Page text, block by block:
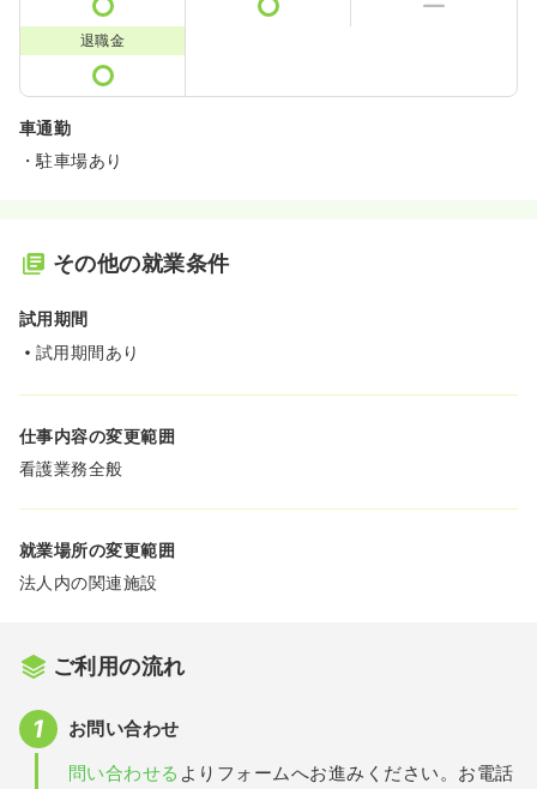
退職金
車通勤
・駐車場あり
その他の就業条件
試用期間
試用期間あり
仕事内容の変更範囲
看護業務全般
就業場所の変更範囲
法人内の関連施設
ご利用の流れ
お問い合わせ
問い合わせる よりフォームへお進みください。お電話